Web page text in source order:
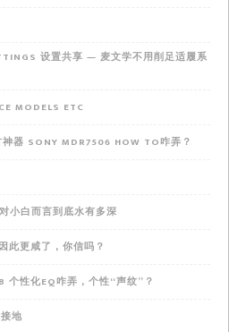
设置共享 — 麦文学不用削足适履系
MODELS ETC
器 SONY MDR7506 HOW TO咋弄？
小白而言到底水有多深
此更咸了，你信吗？
个性化EQ咋弄，个性“声纹”？
地